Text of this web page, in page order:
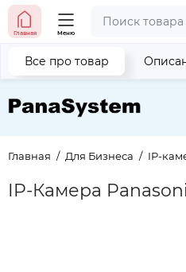
Главная Меню
Главная Для Бизнеса IP-
IP-Камера
Все про товар